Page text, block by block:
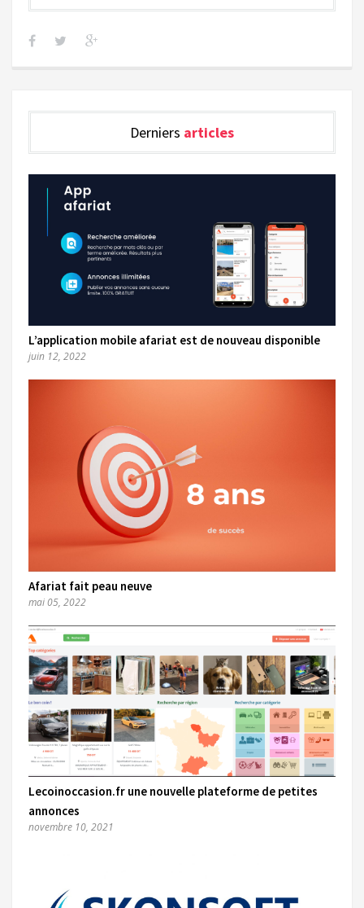
Derniers articles
L’application mobile afariat est de nouveau disponible
juin 12, 2022
Afariat fait peau neuve
mai 05, 2022
Lecoinoccasion.fr une nouvelle plateforme de petites
annonces
novembre 10, 2021